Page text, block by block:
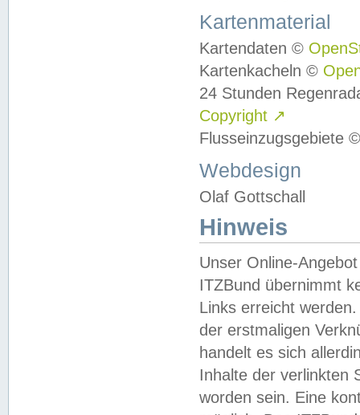
Kartenmaterial
Kartendaten ©
Kartenkacheln ©
24 Stunden
Copyright ↗
Flusseinzugsgebiete
Webdesign
Olaf Gottschall
Hinweis
Unser Online-
ITZBund übernimmt
Links erreicht
der erstmaligen
handelt es sich
Inhalte der verlinkten
worden sein. Eine